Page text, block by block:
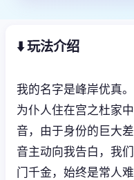
⬇️ 玩法介绍
我的名字是峰岸优真
为仆人住在宫之杜家
音，由于身份的巨大
音主动向我告白，我
门千金，始终是常人